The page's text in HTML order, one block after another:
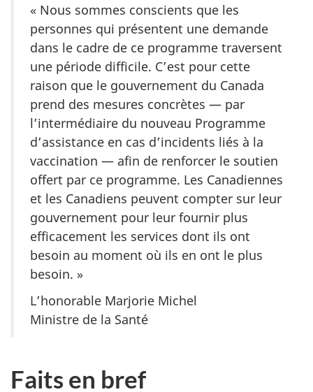
« Nous sommes conscients que les
personnes qui présentent une demande
dans le cadre de ce programme traversent
une période difficile. C’est pour cette
raison que le gouvernement du Canada
prend des mesures concrètes — par
l’intermédiaire du nouveau Programme
d’assistance en cas d’incidents liés à la
vaccination — afin de renforcer le soutien
offert par ce programme. Les Canadiennes
et les Canadiens peuvent compter sur leur
gouvernement pour leur fournir plus
efficacement les services dont ils ont
besoin au moment où ils en ont le plus
besoin. »
L’honorable Marjorie Michel
Ministre de la Santé
Faits en bref